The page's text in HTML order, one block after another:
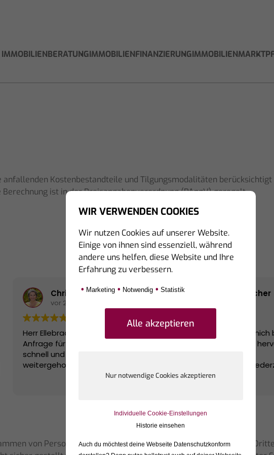
IMMOBILIENBERATUNGIMMOBILIENFINANZIERUNGIMMOBILIENMARKT
anfallenden Kostenbestandteile und Tilgungsmodalitäten
ist in der Preisangabenverordnung (PAngV) geregelt.
Christa Beckers
vor 2 Monaten
Herr Ellebracht hat uns bei einer
Anfrage für eine Finanzierung sehr
schnell und kompetent
weitergeholfen. Vielen Dank.
Sabrina Fischer
Herr Ellebracht hat mich
meiner Finanzierung
Alle Fragen wurden
ausführlich und
Besonders angenehm
entspannte und
Beratung – ganz ohne
Es wurde wirklich
Weiterlesen
von Personen, die unsere Dienstleistungen auf Portalen von
WIR VERWENDEN COOKIES
Wir nutzen Cookies auf unserer Website.
Einige von ihnen sind essenziell, während
andere uns helfen, diese Website und Ihre
Erfahrung zu verbessern.
• Marketing • Notwendig • Statistik
Individuelle Cookie-Einstellungen
Historie einsehen
Auch du möchtest deine Webseite Datenschutzkonform